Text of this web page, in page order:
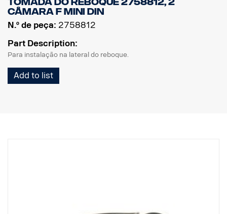
câmara F MINI DIN
N.º de peça: 2758812
Part Description:
Para instalação na lateral do reboque.
Add to list